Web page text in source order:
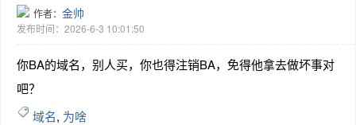
›
作者： 金帅
发布时间：2026-6-3 10:01:50
你BA的域名，别人买，你也得注销BA，免得他拿去做坏事对
吧？
域名, 为啥